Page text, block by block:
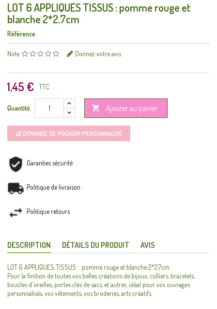
LOT 6 APPLIQUES TISSUS : pomme rouge et
blanche 2*2.7cm
Référence
Note Donnez votre avis
1,45 € TTC
Quantité  Ajouter au panier
📐 DEMANDE DE POCHOIR PERSONNALISÉ
Garanties sécurité
Politique de livraison
Politique retours
DESCRIPTION DÉTAILS DU PRODUIT AVIS
LOT 6 APPLIQUES TISSUS : pomme rouge et blanche 2*2.7cm
Pour la finition de toutes vos belles créations de bijoux, colliers, bracelets,
boucles d'oreilles, portes clés de sacs, et autres. idéal pour vos ouvrages
personnalisés, vos vêtements, vos broderies, arts créatifs.